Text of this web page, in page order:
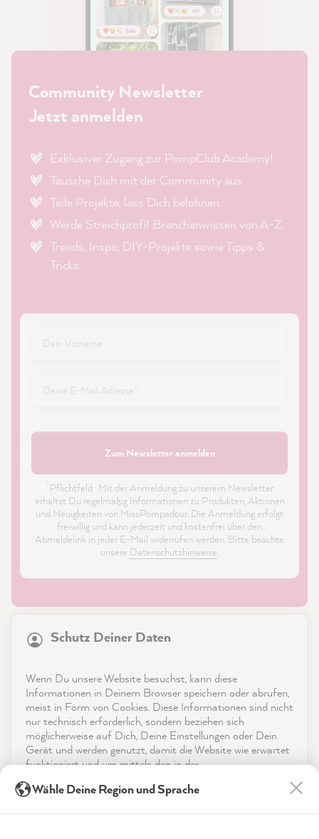
Community Newsletter
Jetzt anmelden
Exklusiver Zugang zur PompClub Academy!
Tausche Dich mit der Community aus.
Teile Projekte, lass Dich belohnen.
Werde Streichprofi! Branchenwissen von A-Z.
Trends, Inspo, DIY-Projekte sowie Tipps &
Tricks.
Zum Newsletter anmelden
Pflichtfeld · Mit der Anmeldung zu unserem Newsletter
erhältst Du regelmäßig Informationen zu Produkten, Aktionen
und Neuigkeiten von MissPompadour. Die Anmeldung erfolgt
freiwillig und kann jederzeit und kostenfrei über den
Abmeldelink in jeder E-Mail widerrufen werden. Bitte beachte
unsere Datenschutzhinweise.
Service
Kontakt
Schutz Deiner Daten
Wenn Du unsere Website besuchst, kann diese
Informationen in Deinem Browser speichern oder abrufen,
meist in Form von Cookies. Diese Informationen sind nicht
nur technisch erforderlich, sondern beziehen sich
möglicherweise auf Dich, Deine Einstellungen oder Dein
Gerät und werden genutzt, damit die Website wie erwartet
funktioniert und um mittels den in der
der Webseite für deren Optimierung zu analysieren sowie
21.822Bewertungen
reviews-io
Verifizierter Kunde
Ich bin mit dem Ergebnis sehr zufrieden und
Wähle Deine Region und Sprache